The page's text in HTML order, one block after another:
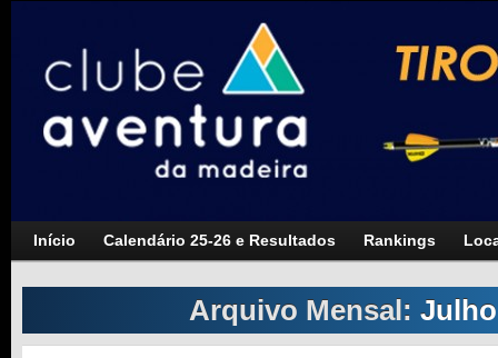
Início Calendário 25-26 e Resultados Rankings
Arquivo Mensal: